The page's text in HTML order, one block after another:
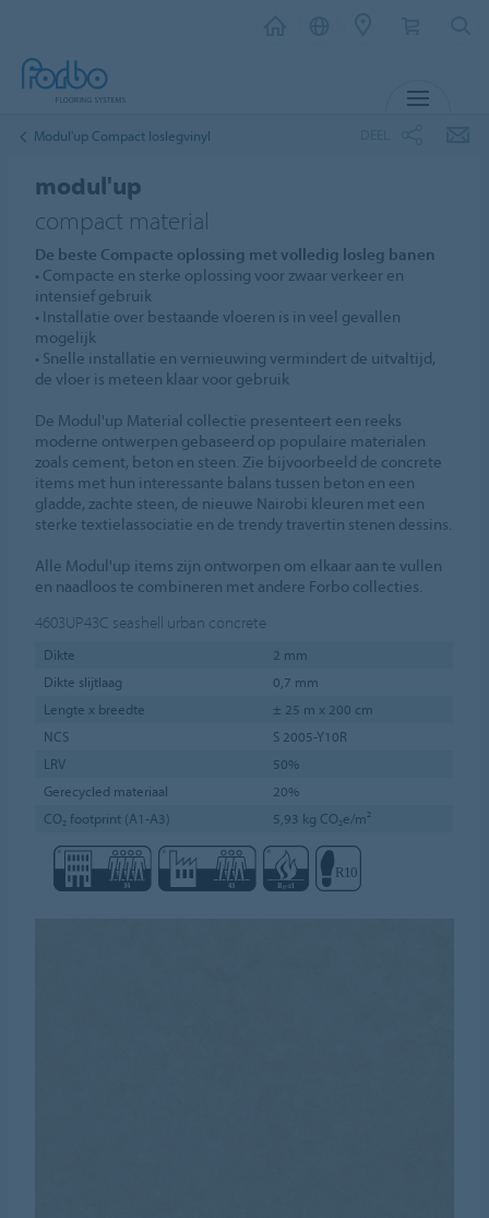
Modul'up Compact loslegvinyl
modul'up
compact material
De beste Compacte oplossing met volledig losleg banen
• Compacte en sterke oplossing voor zwaar verkeer en
intensief gebruik
• Installatie over bestaande vloeren is in veel gevallen
mogelijk
• Snelle installatie en vernieuwing vermindert de uitvaltijd,
de vloer is meteen klaar voor gebruik
De Modul'up Material collectie presenteert een reeks
moderne ontwerpen gebaseerd op populaire materialen
zoals cement, beton en steen. Zie bijvoorbeeld de concrete
items met hun interessante balans tussen beton en een
gladde, zachte steen, de nieuwe Nairobi kleuren met een
sterke textielassociatie en de trendy travertin stenen dessins.
Alle Modul'up items zijn ontworpen om elkaar aan te vullen
en naadloos te combineren met andere Forbo collecties.
4603UP43C seashell urban concrete
Dikte
2 mm
Dikte slijtlaag
0,7 mm
Lengte x breedte
± 25 m x 200 cm
NCS
S 2005-Y10R
LRV
50%
Gerecycled materiaal
20%
CO₂ footprint (A1-A3)
5,93 kg CO₂e/m²